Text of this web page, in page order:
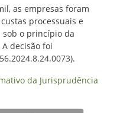
as empresas foram
processuais e
sob o princípio da
decisão foi
da Jurisprudência